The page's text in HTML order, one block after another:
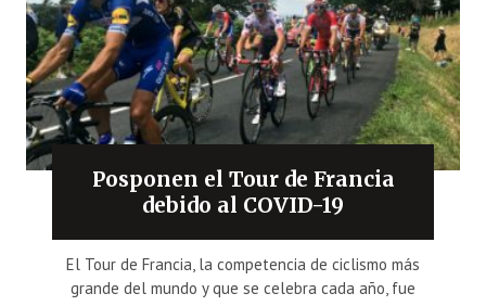
Posponen el Tour de Francia
debido al COVID-19
El Tour de Francia, la competencia de ciclismo más
grande del mundo y que se celebra cada año, fue